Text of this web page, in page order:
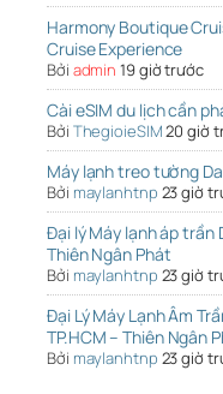
Harmony Boutique
Cruise Experience
Bởi admin 19 giờ trước
Cài eSIM du lịch cần
Bởi ThegioieSIM20 giờ
Máy lạnh treo tường
Bởi maylanhtnp 23 giờ
Đại lý Máy lạnh áp trần
Thiên Ngân Phát
Bởi maylanhtnp 23 giờ
Đại Lý Máy Lạnh Âm
TP.HCM – Thiên Ngân
Bởi maylanhtnp 23 giờ